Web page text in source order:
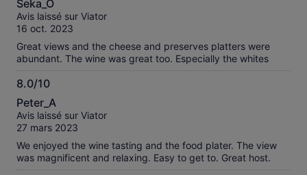
avis
vérifiés
sur
10
Seka_O
Avis laissé sur Viator
16 oct. 2023
Great views and the cheese and preserves platters were
abundant. The wine was great too. Especially the whites
8.0/10
8.0
sur
10
Peter_A
Avis laissé sur Viator
27 mars 2023
We enjoyed the wine tasting and the food plater. The view
was magnificent and relaxing. Easy to get to. Great host.